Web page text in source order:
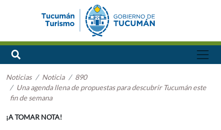
Noticias Noticia
890
Una agenda llena de propuestas para descubrir Tucumán este
fin de semana
¡A TOMAR NOTA!